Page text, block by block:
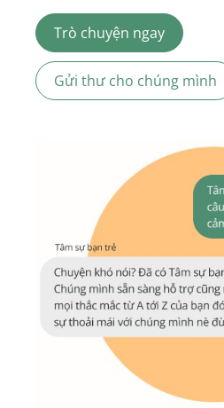
Trò chuyện ngay
Gửi thư cho chúng mình